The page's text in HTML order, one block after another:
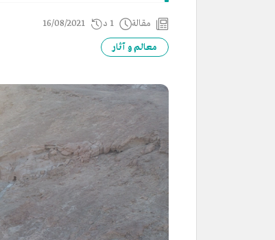
مقالة 1 د 16/08/2021
معالم و آثار